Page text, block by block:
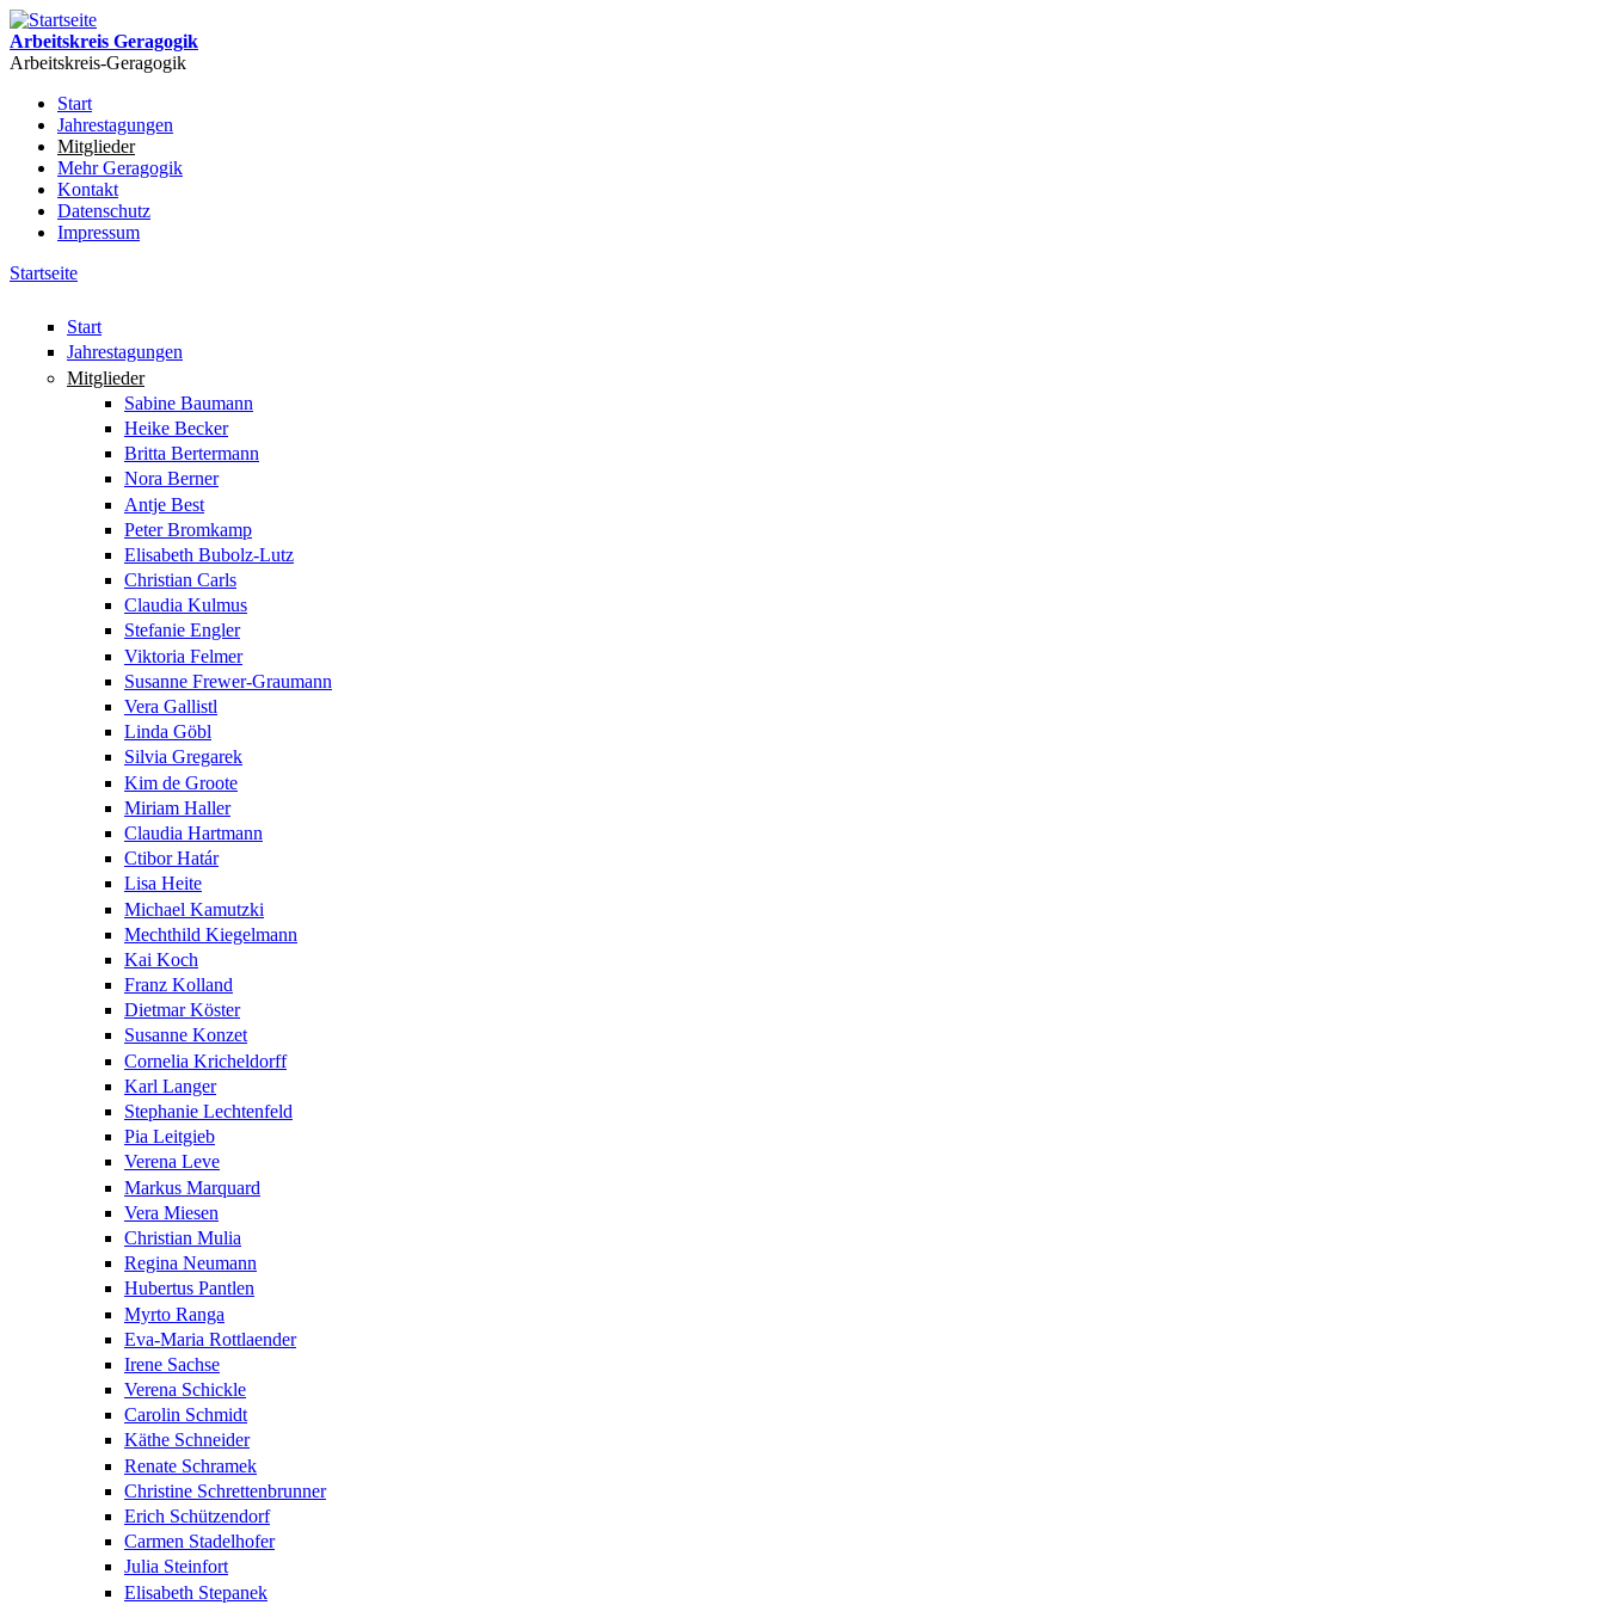
Direkt zum Inhalt
Arbeitskreis Geragogik
Arbeitskreis-Geragogik
Hauptmenü
Start
Jahrestagungen
Mitglieder
Mehr Geragogik
Kontakt
Datenschutz
Impressum
Startseite
Start
Jahrestagungen
Mitglieder
Sabine Baumann
Heike Becker
Britta Bertermann
Nora Berner
Antje Best
Peter Bromkamp
Elisabeth Bubolz-Lutz
Christian Carls
Claudia Kulmus
Stefanie Engler
Viktoria Felmer
Susanne Frewer-Graumann
Vera Gallistl
Linda Göbl
Silvia Gregarek
Kim de Groote
Miriam Haller
Claudia Hartmann
Ctibor Határ
Lisa Heite
Michael Kamutzki
Mechthild Kiegelmann
Kai Koch
Franz Kolland
Dietmar Köster
Susanne Konzet
Cornelia Kricheldorff
Karl Langer
Stephanie Lechtenfeld
Pia Leitgieb
Verena Leve
Markus Marquard
Vera Miesen
Christian Mulia
Regina Neumann
Hubertus Pantlen
Myrto Ranga
Eva-Maria Rottlaender
Irene Sachse
Verena Schickle
Carolin Schmidt
Käthe Schneider
Renate Schramek
Christine Schrettenbrunner
Erich Schützendorf
Carmen Stadelhofer
Julia Steinfort
Elisabeth Stepanek